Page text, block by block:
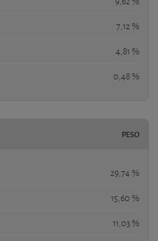
7,12 %
4,81 %
0,48 %
PESO
29,74 %
15,60 %
11,03 %